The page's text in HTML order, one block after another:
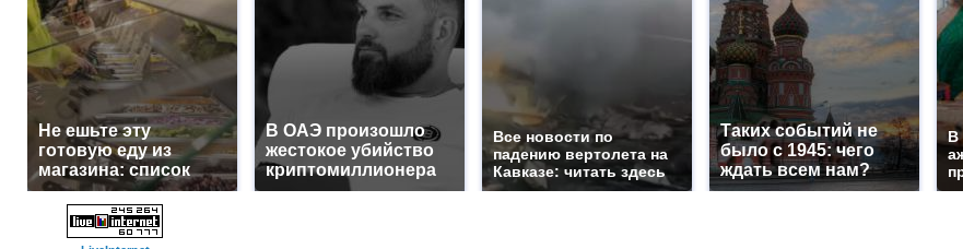
Не ешьте эту
готовую еду из
магазина: список
В ОАЭ произошло
жестокое убийство
криптомиллионера
Все новости по
падению вертолета на
Кавказе: читать здесь
Таких событий не
было с 1945: чего
ждать всем нам?
В